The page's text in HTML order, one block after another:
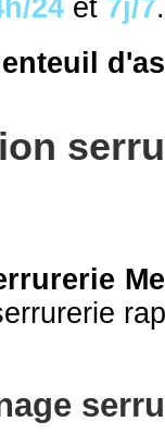
24et 7j/7